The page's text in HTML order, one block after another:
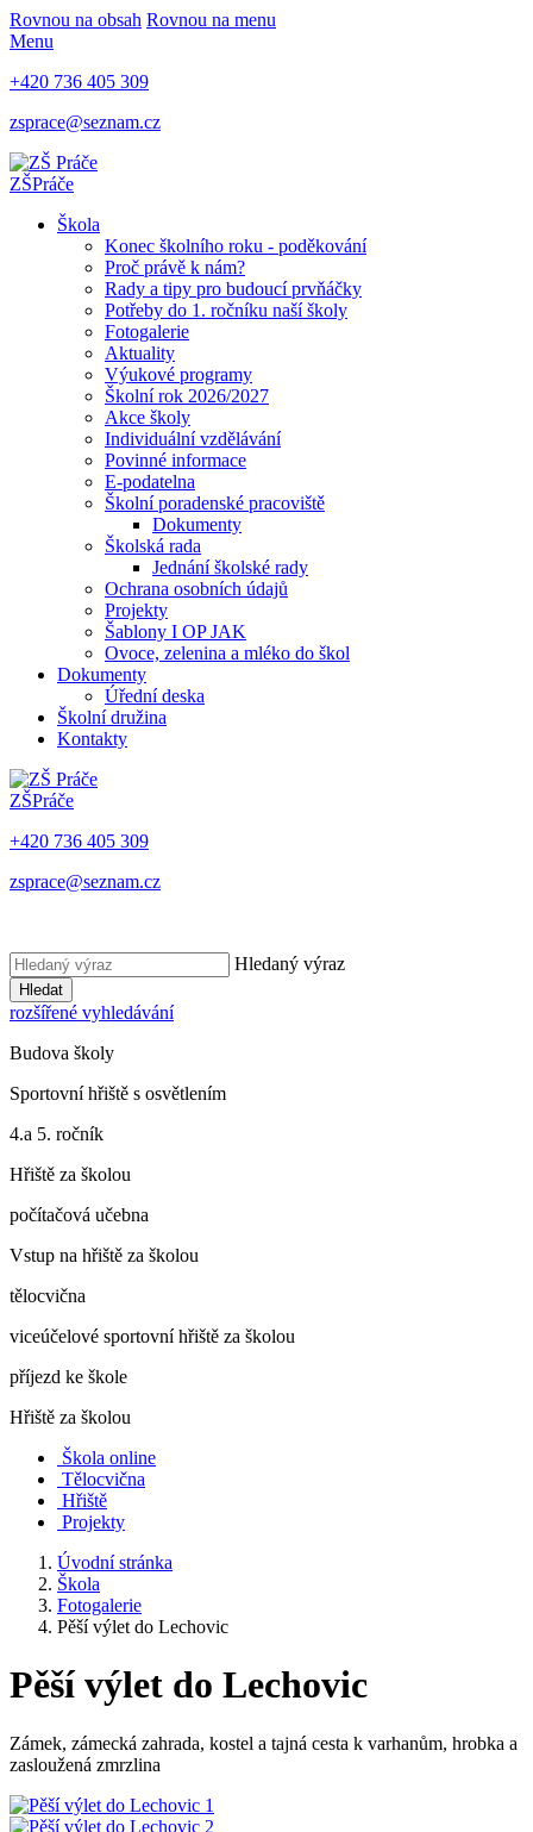
Rovnou na obsah Rovnou na menu
Menu
+420 736 405 309
zsprace@seznam.cz
ZŠPráče
Škola
Konec školního roku - poděkování
Proč právě k nám?
Rady a tipy pro budoucí prvňáčky
Potřeby do 1. ročníku naší školy
Fotogalerie
Aktuality
Výukové programy
Školní rok 2026/2027
Akce školy
Individuální vzdělávání
Povinné informace
E-podatelna
Školní poradenské pracoviště
Dokumenty
Školská rada
Jednání školské rady
Ochrana osobních údajů
Projekty
Šablony I OP JAK
Ovoce, zelenina a mléko do škol
Dokumenty
Úřední deska
Školní družina
Kontakty
ZŠPráče
+420 736 405 309
zsprace@seznam.cz
Hledaný výraz
Hledat
rozšířené vyhledávání
Budova školy
Sportovní hřiště s osvětlením
4.a 5. ročník
Hřiště za školou
počítačová učebna
Vstup na hřiště za školou
tělocvična
viceúčelové sportovní hřiště za školou
příjezd ke škole
Hřiště za školou
Škola online
Tělocvična
Hřiště
Projekty
Úvodní stránka
Škola
Fotogalerie
Pěší výlet do Lechovic
Pěší výlet do Lechovic
Zámek, zámecká zahrada, kostel a tajná cesta k varhanům, hrobka a
zasloužená zmrzlina